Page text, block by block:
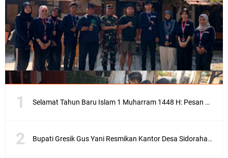
Selamat Tahun Baru Islam 1 Muharram 1448 H: Pesan Hijrah Drs. H. Husnul Aqib, M.M. untuk Negeri
Bupati Gresik Gus Yani Resmikan Kantor Desa Sidoraharjo: Simbol Komitmen Pelayanan Publik dan Kepedulian Sosial